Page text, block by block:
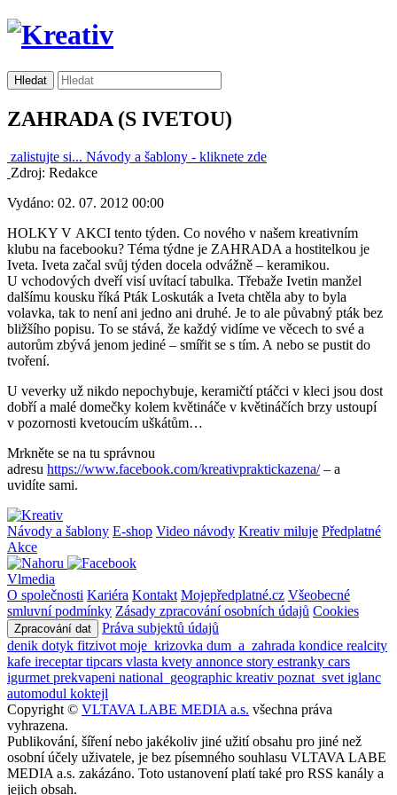
ZAHRADA (S IVETOU)
zalistujte si... Návody a šablony - kliknete zde
Zdroj: Redakce
Vydáno: 02. 07. 2012 00:00
HOLKY V AKCI tento týden. Co nového v našem kreativním
klubu na facebooku? Téma týdne je ZAHRADA a hostitelkou je
Iveta. Iveta začal svůj týden docela odvážně – keramikou.
U vchodových dveří visí uvítací tabulka. Třebaže Ivetin manžel
dalšímu kousku říká Pták Loskuták a Iveta chtěla aby to byla
volavka, tak to není ani jedno ani druhé. Je to ale půvabný pták bez
bližšího popisu. To se stává, že každý vidíme ve věcech to své a
autorům zbývá jenom jediné – smířit se s tím. A nebo se pustit do
tvoření.
U veverky už nikdo nepochybuje, keramičtí ptáčci v kleci jsou dost
dobří a malé domečky kolem květináče v květináčích brzy ustoupí
v pozornosti kvetoucím uškátům…
Mrkněte se na tu správnou
adresu https://www.facebook.com/kreativpraktickazena/– a
uvidíte sami.
Návody a šablony E-shop Video návody Kreativ miluje Předplatné
Akce
Vlmedia
O společnosti Kariéra Kontakt Mojepředplatné.cz Všeobecné
smluvní podmínky Zásady zpracování osobních údajů Cookies
Zpracování dat
Práva subjektů údajů
denik dotyk fitzivot moje_krizovka dum_a_zahrada kondice realcity
kafe ireceptartipcars vlasta kvety annonce story estranky cars
igurmet prekvapeni national_geographic kreativ poznat_svet iglanc
automodul koktejl
Copyright © VLTAVA LABE MEDIA a.s. všechna práva
vyhrazena.
Publikování, šíření nebo jakékoliv jiné užití obsahu pro jiné než
osobní účely uživatele, je bez písemného souhlasu VLTAVA LABE
MEDIA a.s. zakázáno. Toto ustanovení platí také pro RSS kanály a
jejich obsah.